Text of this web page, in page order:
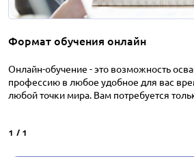
Формат обучения онлайн
Онлайн-обучение - это возможность
профессию в любое удобное для вас
любой точки мира. Вам потребуется
1 / 1